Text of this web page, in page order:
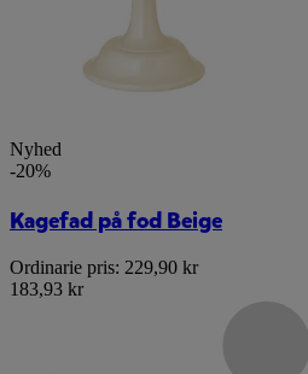
Nyhed
-20%
Kagefad på fod Beige
Ordinarie pris: 229,90 kr
183,93 kr